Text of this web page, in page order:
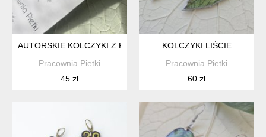
AUTORSKIE KOLCZYKI Z FAKTURĄ LIŚCIA SZTYFTY
Pracownia Pietki
45 zł
KOLCZYKI LIŚCIE
Pracownia Pietki
60 zł